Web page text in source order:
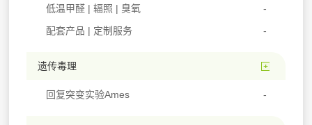
低温甲醛 | 辐照 | 臭氧
配套产品 | 定制服务
遗传毒理
回复突变实验Ames